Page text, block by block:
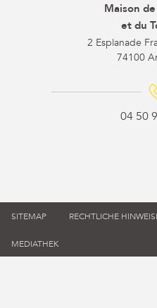
Maison
et du
2 Esplanade
74100
04 50
SITEMAP RECHTLICHE
MEDIATHEK